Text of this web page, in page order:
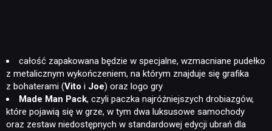
całość zapakowana będzie w specjalne, wzmacniane pudełko
z metalicznym wykończeniem, na którym znajduje się grafika
z bohaterami (Vito i Joe) oraz logo gry
Made Man Pack, czyli paczka najróżniejszych drobiazgów,
które pojawią się w grze, w tym dwa luksusowe samochody
oraz zestaw niedostępnych w standardowej edycji ubrań dla